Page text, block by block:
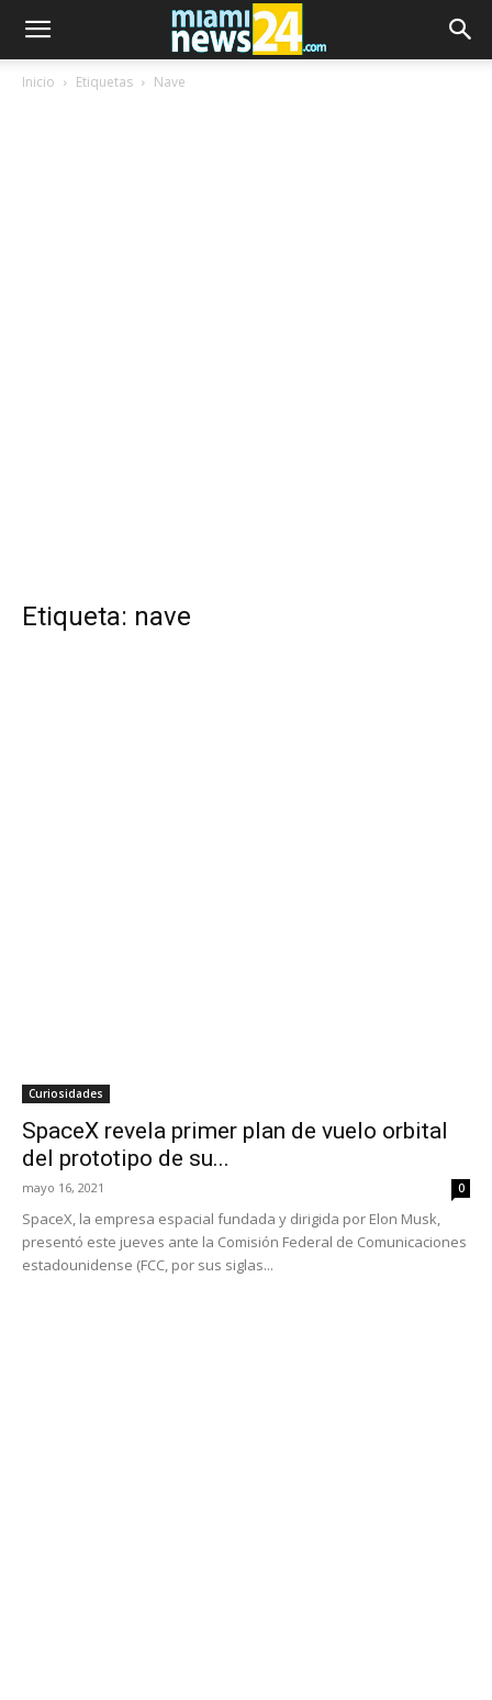
Inicio Etiquetas Nave
Etiqueta: nave
Curiosidades
SpaceX revela primer plan de vuelo orbital
del prototipo de su...
mayo 16, 2021 0
SpaceX, la empresa espacial fundada y dirigida por Elon Musk,
presentó este jueves ante la Comisión Federal de Comunicaciones
estadounidense (FCC, por sus siglas...